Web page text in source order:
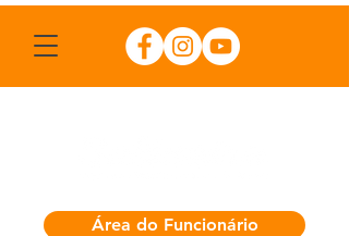
Área do Funcionário